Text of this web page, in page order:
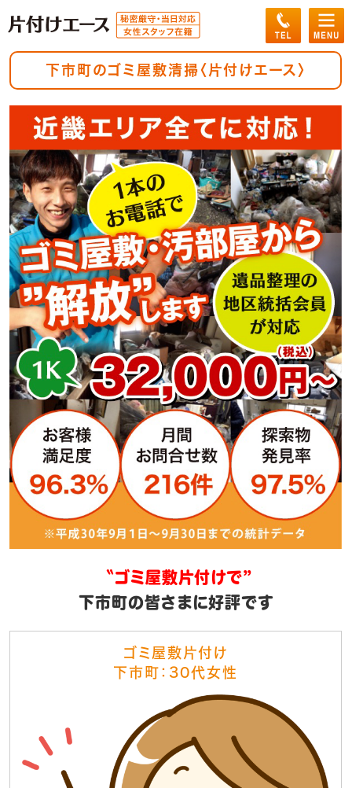
下市町のゴミ屋敷清掃〈片付けエース〉
〝ゴミ屋敷片付けで”
下市町の皆さまに好評です
ゴミ屋敷片付け
下市町：30代女性